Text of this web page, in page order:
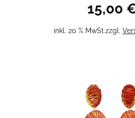
15,00
inkl. 20 % MwSt.zzgl.